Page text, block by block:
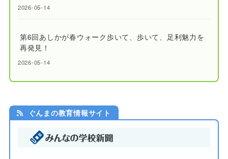
2026-05-14
第6回あしかが春ウォーク歩いて、歩いて、足利魅力を
再発見！
2026-05-14
ぐんまの教育情報サイト